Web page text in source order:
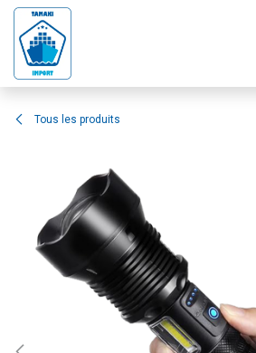
Se rendre au contenu
Tous les produits